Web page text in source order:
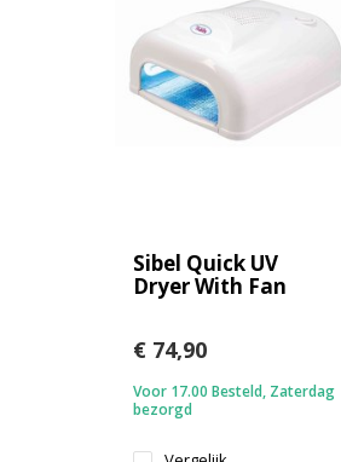
Sibel Quick UV
Dryer With Fan
€ 74,90
Voor 17.00 Besteld, Zaterdag
bezorgd